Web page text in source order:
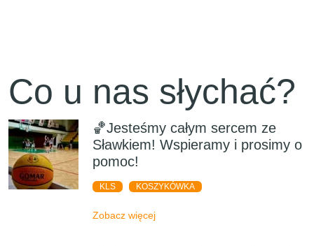
Co u nas słychać?
🏀Jesteśmy całym sercem ze
Sławkiem! Wspieramy i prosimy o
pomoc!
KLS KOSZYKÓWKA
Zobacz więcej